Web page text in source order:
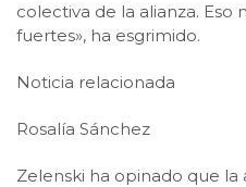
colectiva de la alianza. Eso
fuertes», ha esgrimido.
Noticia relacionada
Rosalía Sánchez
Zelenski ha opinado que la